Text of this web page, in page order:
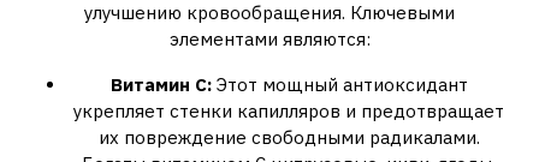
улучшению кровообращения. Ключевыми
элементами являются:
Витамин С:Этот мощный антиоксидант
укрепляет стенки капилляров и предотвращает
их повреждение свободными радикалами.